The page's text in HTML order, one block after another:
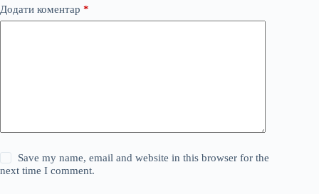
Додати коментар *
Save my name, email and website in this browser for the
next time I comment.